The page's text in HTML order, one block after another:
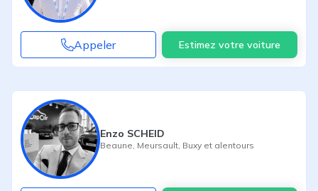
Appeler Estimez votre voiture
Enzo SCHEID
Beaune Meursault Buxy et alentours